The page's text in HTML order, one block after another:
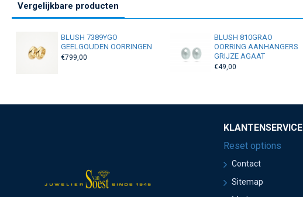
Vergelijkbare producten
BLUSH 7389YGO
GEELGOUDEN OORRINGEN
€799,00
BLUSH 810GRAO
OORRING AANHANGERS
GRIJZE AGAAT
€49,00
KLANTENSERVICE
Reset options
Contact
Sitemap